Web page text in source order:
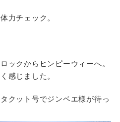
力チェック。
ックからヒンピーウィーへ。
感じました。
クット号でジンベエ様が待っ